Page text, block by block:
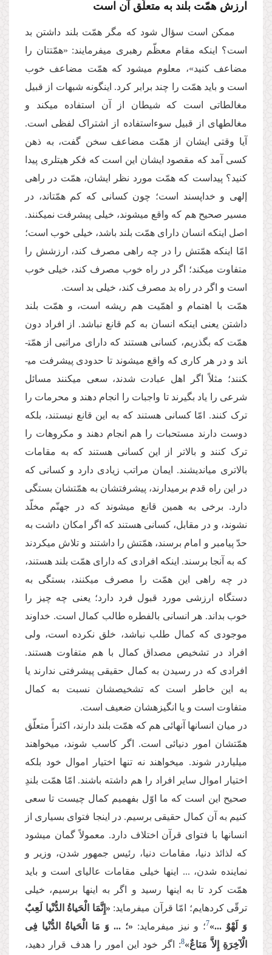
ارزش همّت بلند به متعلّق آن است
ممکن است سؤال شود که مگر همّت بلند داشتن بد
است؟ این­که مقام معظّم رهبری می­فرمایند: «همّت­تان را
مضاعف کنید»، معلوم می­شود که همّت مضاعف خوب
است و باید همّت را چند برابر کرد. این­گونه شبهات از قبیل
مغالطاتی است که شیطان از آن استفاده می­کند و
مغالطه­ای از قبیل سوءاستفاده از اشتراک لفظی است.
آیا وقتی ایشان از همّت مضاعف سخن گفت، به ذهن
کسی آمد که مقصود ایشان این است که فکر هیتلری پیدا
کنید؟ پیداست که همّت مورد نظر ایشان، همّت در راهی
إلهی و خداپسند است؛ چون کسانی که کم همّت­اند، در
مسیر صحیح هم که واقع می­شوند، خیلی پیشرفت نمی­کنند.
اصل این­که انسان دارای همّت بلند باشد، خیلی خوب است؛
امّا این­که همّتش را در چه راهی مصرف کند، ارزشش را
متفاوت می­کند؛ اگر در راه خوب مصرف کند، خیلی خوب
است و اگر در راه بد مصرف کند، خیلی بد است.
همّت با اهتمام و اهمّیت هم ریشه است، و همّت بلند
داشتن یعنی این­که انسان به کم قانع نباشد. از افراد دون
همّت که بگذریم، کسانی هستند که دارای مراتبی از همّت­
اند و در هر کاری که واقع می­شوند تا حدودی پیشرفت می­
کنند؛ مثلاً اگر اهل عبادت شدند، سعی می­کنند مسائل
شرعی را یاد بگیرند تا واجبات را انجام دهند و محرمات را
ترک کنند. امّا کسانی هستند که به این قانع نیستند، بلکه
دوست دارند مستحبات را هم انجام دهند و مکروهات را
ترک کنند و بالاتر از این کسانی هستند که به مقامات
بالاتری می­اندیشند. ایمان مراتب زیادی دارد و کسانی که
در این راه قدم برمی­دارند، پیشرفت­شان به همّت­شان بستگی
دارد. برخی به همین قانع می­شوند که در جهنّم مخلّد
نشوند، و در مقابل، کسانی هستند که اگر امکان داشت به
حدّ پیامبر و امام برسند، همّتش را داشتند و تلاش می­کردند
که به آن­جا برسند. این­که افرادی که دارای همّت بلند هستند،
در چه راهی این همّت را مصرف می­کنند، بستگی به
دستگاه ارزشی مورد قبول فرد دارد؛ یعنی چه چیز را
خوب بداند. هر انسانی بالفطره طالب کمال است. خداوند
موجودی که کمال طلب نباشد، خلق نکرده است، ولی
افراد در تشخیص مصداق کمال با هم متفاوت هستند.
افرادی که در رسیدن به کمال حقیقی پیشرفتی ندارند یا
به این خاطر است که تشخیص­شان نسبت به کمال
متفاوت است و یا انگیزه­شان ضعیف است.
در میان انسان­ها آن­هائی هم که همّت بلند دارند، اکثراً متعلّق
همّت­شان امور دنیائی است. اگر کاسب شوند، می­خواهند
میلیاردر شوند. می­خواهند نه تنها اختیار اموال خود بلکه
اختیار اموال سایر افراد را هم داشته باشند. امّا همّت بلندِ
صحیح این است که ما اوّل بفهمیم کمال چیست تا سعی
کنیم به آن کمال حقیقی برسیم. در این­جا فتوای بسیاری از
انسان­ها با فتوای قرآن اختلاف دارد. معمولاً گمان می­شود
که لذائذ دنیا، مقامات دنیا، رئیس جمهور شدن، وزیر و
نماینده شدن، ... این­ها خیلی مقامات عالی­ای است و باید
همّت کرد تا به این­ها رسید و اگر به این­ها برسیم، خیلی
ترقّی کرده­ایم؛ امّا قرآن می­فرماید: «إِنَّمَا الْحَیاةُ الدُّنْیا لَعِبٌ
وَ لَهْوٌ ...»7؛ و نیز می­فرماید: «؛ ... وَ مَا الْحَیاةُ الدُّنْیا فِی
الْآخِرَةِ إِلاَّ مَتاعٌ»8: اگر خود این امور را هدف قرار دهید،